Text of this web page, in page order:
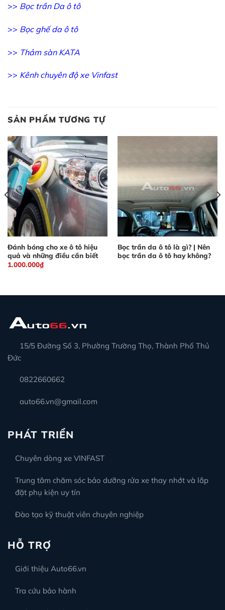
>> Bọc trần Da ô tô
>> Bọc ghế da ô tô
>> Thảm sàn KATA
>> Kênh chuyên độ xe Vinfast
SẢN PHẨM TƯƠNG TỰ
Đánh bóng cho xe ô tô hiệu
quả và những điều cần biết
1.000.000₫
Bọc trần da ô tô là gì? | Nên
bọc trần da ô tô hay không?
15/5 Đường Số 3, Phường Trường Thọ, Thành Phố Thủ
Đức
0822660662
auto66.vn@gmail.com
PHÁT TRIỂN
Chuyên dòng xe VINFAST
Trung tâm chăm sóc bảo dưỡng rửa xe thay nhớt và lắp
đặt phụ kiện uy tín
Đào tạo kỹ thuật viên chuyên nghiệp
HỖ TRỢ
Giới thiệu Auto66.vn
Tra cứu bảo hành